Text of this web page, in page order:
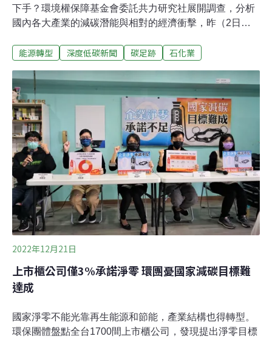
下手？環境權保障基金會委託共力研究社展開調查，分析
國內各大產業的減碳潛能與相對的經濟衝擊，昨（2日）
石化產業的經濟成本是各產業之中最低的，建議從石化業
單一產業出口不見得是最好的政策，以政府的角度更應思
考經濟成長與減排的平衡。產業如何減少碳排？ 環團：縮
限石化業出口經濟成本最小政府宣布2050年達成淨零排
放，所有產業的淨零轉型將是重要工作之一。為此，環境
權保障基金會委託共力研究社進行調查，分析各產業的減
碳潛能與相對的經濟衝擊，昨（2日）發布研究報告。共
力研究社研究員盧其宏解釋，假設某一產業縮減出口，除
了減少溫室氣體的效益，仍須考量GDP下降、勞動報酬下
降、雇用人數下降等壞處。因此研究以成本效益分析各大
產業，比較減少溫室氣體排放的經濟成本。若
能源轉型 深度低碳新聞 碳足跡 石化業
2022年12月21日
上市櫃公司僅3%承諾淨零 環團憂國家減碳目標難
達成
國家淨零不能光靠再生能源和節能，產業結構也得轉型。
環保團體盤點全台1700間上市櫃公司，發現提出淨零目標